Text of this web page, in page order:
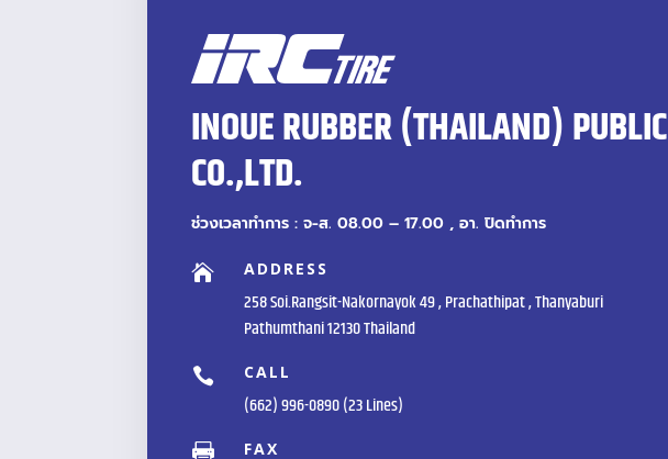
INOUE RUBBER (THAILAND) PUBLIC
CO.,LTD.
ช่วงเวลาทำการ : จ-ส. 08.00 – 17.00 , อา. ปิดทำการ
 ADDRESS
258 Soi.Rangsit-Nakornayok 49 , Prachathipat , Thanyaburi
Pathumthani 12130 Thailand
 CALL
(662) 996-0890 (23 Lines)
 FAX